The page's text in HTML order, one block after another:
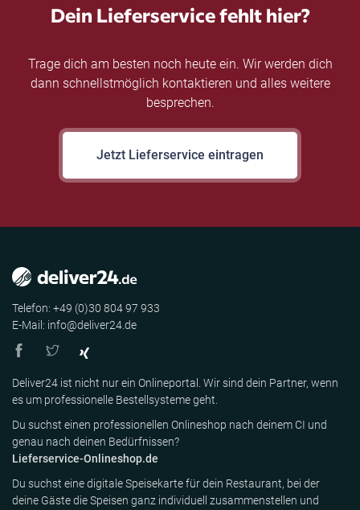
Dein Lieferservice fehlt hier?
Trage dich am besten noch heute ein. Wir werden dich
dann schnellstmöglich kontaktieren und alles weitere
besprechen.
Jetzt Lieferservice eintragen
Telefon: +49 (0)30 804 97 933
E-Mail: info@deliver24.de
Deliver24 ist nicht nur ein Onlineportal. Wir sind dein Partner, wenn
es um professionelle Bestellsysteme geht.
Du suchst einen professionellen Onlineshop nach deinem CI und
genau nach deinen Bedürfnissen?
Lieferservice-Onlineshop.de
Du suchst eine digitale Speisekarte für dein Restaurant, bei der
deine Gäste die Speisen ganz individuell zusammenstellen und